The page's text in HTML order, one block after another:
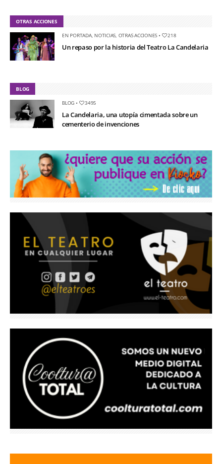
OTRAS ACCIONES
EN PORTADA, NOTICIAS OTRAS ACCIONES • 218
Un repaso por la historia del Teatro La Candelaria
BLOG
BLOG • 3495
La Candelaria, una utopía cimentada sobre un
cementerio de invenciones